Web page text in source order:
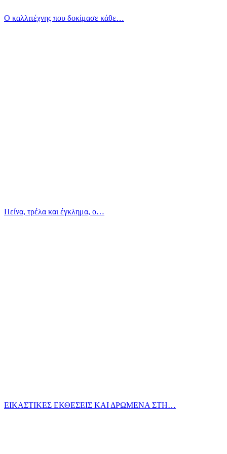
Ο καλλιτέχνης που δοκίμασε κάθε…
Πείνα, τρέλα και έγκλημα, ο…
ΕΙΚΑΣΤΙΚΕΣ ΕΚΘΕΣΕΙΣ ΚΑΙ ΔΡΩΜΕΝΑ ΣΤΗ…